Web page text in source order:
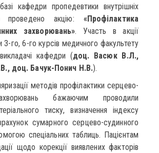
кафедри пропедевтики внутрішніх
проведено акцію: «Профілактика
захворювань». Участь в акції
3-го, 6-го курсів медичного факультету
кафедри (доц. Васюк В.Л.,
доц. Бачук-Понич Н.В.).
методів профілактики серцево-
бажаючим проводили
тиску, визначення індексу
сумарного серцево-судинного
спеціальних таблиць. Пацієнтам
щодо корекції виявлених факторів